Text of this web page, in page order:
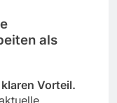
als
Vorteil.